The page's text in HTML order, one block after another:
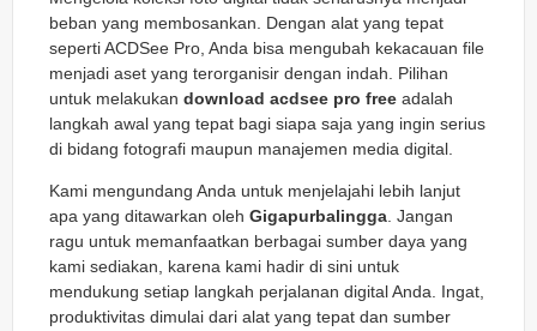
beban yang membosankan. Dengan alat yang tepat
seperti ACDSee Pro, Anda bisa mengubah kekacauan file
menjadi aset yang terorganisir dengan indah. Pilihan
untuk melakukan download acdsee pro free adalah
langkah awal yang tepat bagi siapa saja yang ingin serius
di bidang fotografi maupun manajemen media digital.
Kami mengundang Anda untuk menjelajahi lebih lanjut
apa yang ditawarkan oleh Gigapurbalingga. Jangan
ragu untuk memanfaatkan berbagai sumber daya yang
kami sediakan, karena kami hadir di sini untuk
mendukung setiap langkah perjalanan digital Anda. Ingat,
produktivitas dimulai dari alat yang tepat dan sumber